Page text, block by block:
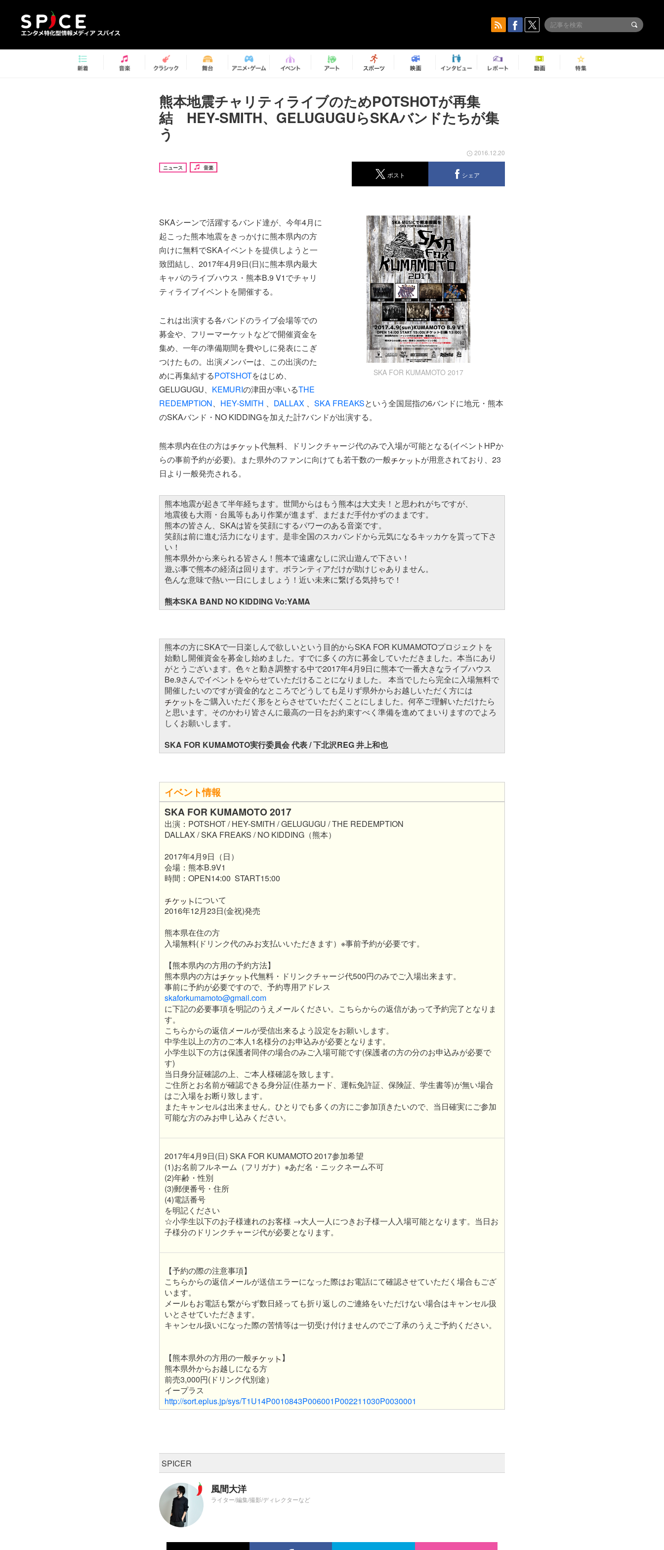
熊本地震チャリティライブのためPOTSHOTが再集
結 HEY-SMITH、GELUGUGUらSKAバンドたちが集
う
ニュース 音楽
2016.12.20
ポスト シェア
SKA FOR KUMAMOTO 2017
SKAシーンで活躍するバンド達が、今年4月に
起こった熊本地震をきっかけに熊本県内の方
向けに無料でSKAイベントを提供しようと一
致団結し、2017年4月9日(日)に熊本県内最大
キャパのライブハウス・熊本B.9 V1でチャリ
ティライブイベントを開催する。
これは出演する各バンドのライブ会場等での
募金や、フリーマーケットなどで開催資金を
集め、一年の準備期間を費やしに発表にこぎ
つけたもの。出演メンバーは、この出演のた
めに再集結するPOTSHOTをはじめ、
GELUGUGU、 KEMURIの津田が率いるTHE
REDEMPTION、 HEY-SMITH 、 DALLAX 、 SKA FREAKSという全国屈指の6バンドに地元・熊本
のSKAバンド・NO KIDDINGを加えた計7バンドが出演する。
熊本県内在住の方は
代無料、ドリンクチャージ代のみで入場が可能となる(イベントHPか
らの事前予約が必要)。また県外のファンに向けても若干数の一般
が用意されており、23
日より一般発売される。
熊本地震が起きて半年経ちます。世間からはもう熊本は大丈夫！と思われがちですが、
地震後も大雨・台風等もあり作業が進まず、まだまだ手付かずのままです。
熊本の皆さん、SKAは皆を笑顔にするパワーのある音楽です。
笑顔は前に進む活力になります。是非全国のスカバンドから元気になるキッカケを貰って下さ
い！
熊本県外から来られる皆さん！熊本で遠慮なしに沢山遊んで下さい！
遊ぶ事で熊本の経済は回ります。ボランティアだけが助けじゃありません。
色んな意味で熱い一日にしましょう！近い未来に繋げる気持ちで！
熊本SKA BAND NO KIDDING Vo:YAMA
熊本の方にSKAで一日楽しんで欲しいという目的からSKA FOR KUMAMOTOプロジェクトを
始動し開催資金を募金し始めました。すでに多くの方に募金していただきました。本当にあり
がとうございます。色々と動き調整する中で2017年4月9日に熊本で一番大きなライブハウス
Be.9さんでイベントをやらせていただけることになりました。 本当でしたら完全に入場無料で
開催したいのですが資金的なところでどうしても足りず県外からお越しいただく方には
をご購入いただく形をとらさせていただくことにしました。何卒ご理解いただけたら
と思います。そのかわり皆さんに最高の一日をお約束すべく準備を進めてまいりますのでよろ
しくお願いします。
SKA FOR KUMAMOTO実行委員会 代表 / 下北沢REG 井上和也
イベント情報
SKA FOR KUMAMOTO 2017
出演：POTSHOT / HEY-SMITH / GELUGUGU / THE REDEMPTION
DALLAX / SKA FREAKS / NO KIDDING（熊本）
2017年4月9日（日）
会場：熊本B.9V1
時間：OPEN14:00 START15:00
について
2016年12月23日(金祝)発売
熊本県在住の方
入場無料(ドリンク代のみお支払いいただきます）※事前予約が必要です。
【熊本県内の方用の予約方法】
熊本県内の方は
代無料・ドリンクチャージ代500円のみでご入場出来ます。
事前に予約が必要ですので、予約専用アドレス
skaforkumamoto@gmail.com
に下記の必要事項を明記のうえメールください。こちらからの返信があって予約完了となりま
す。
こちらからの返信メールが受信出来るよう設定をお願いします。
中学生以上の方のご本人1名様分のお申込みが必要となります。
小学生以下の方は保護者同伴の場合のみご入場可能です(保護者の方の分のお申込みが必要で
す)
当日身分証確認の上、ご本人様確認を致します。
ご住所とお名前が確認できる身分証(住基カード、運転免許証、保険証、学生書等)が無い場合
はご入場をお断り致します。
またキャンセルは出来ません。ひとりでも多くの方にご参加頂きたいので、当日確実にご参加
可能な方のみお申し込みください。
2017年4月9日(日) SKA FOR KUMAMOTO 2017参加希望
(1)お名前フルネーム（フリガナ）※あだ名・ニックネーム不可
(2)年齢・性別
(3)郵便番号・住所
(4)電話番号
を明記ください
☆小学生以下のお子様連れのお客様 →大人一人につきお子様一人入場可能となります。当日お
子様分のドリンクチャージ代が必要となります。
【予約の際の注意事項】
こちらからの返信メールが送信エラーになった際はお電話にて確認させていただく場合もござ
います。
メールもお電話も繋がらず数日経っても折り返しのご連絡をいただけない場合はキャンセル扱
いとさせていただきます。
キャンセル扱いになった際の苦情等は一切受け付けませんのでご了承のうえご予約ください。
【熊本県外の方用の一般
】
熊本県外からお越しになる方
前売3,000円(ドリンク代別途）
イープラス
http://sort.eplus.jp/sys/T1U14P0010843P006001P002211030P0030001
SPICER
風間大洋
ライター/編集/撮影/ディレクターなど